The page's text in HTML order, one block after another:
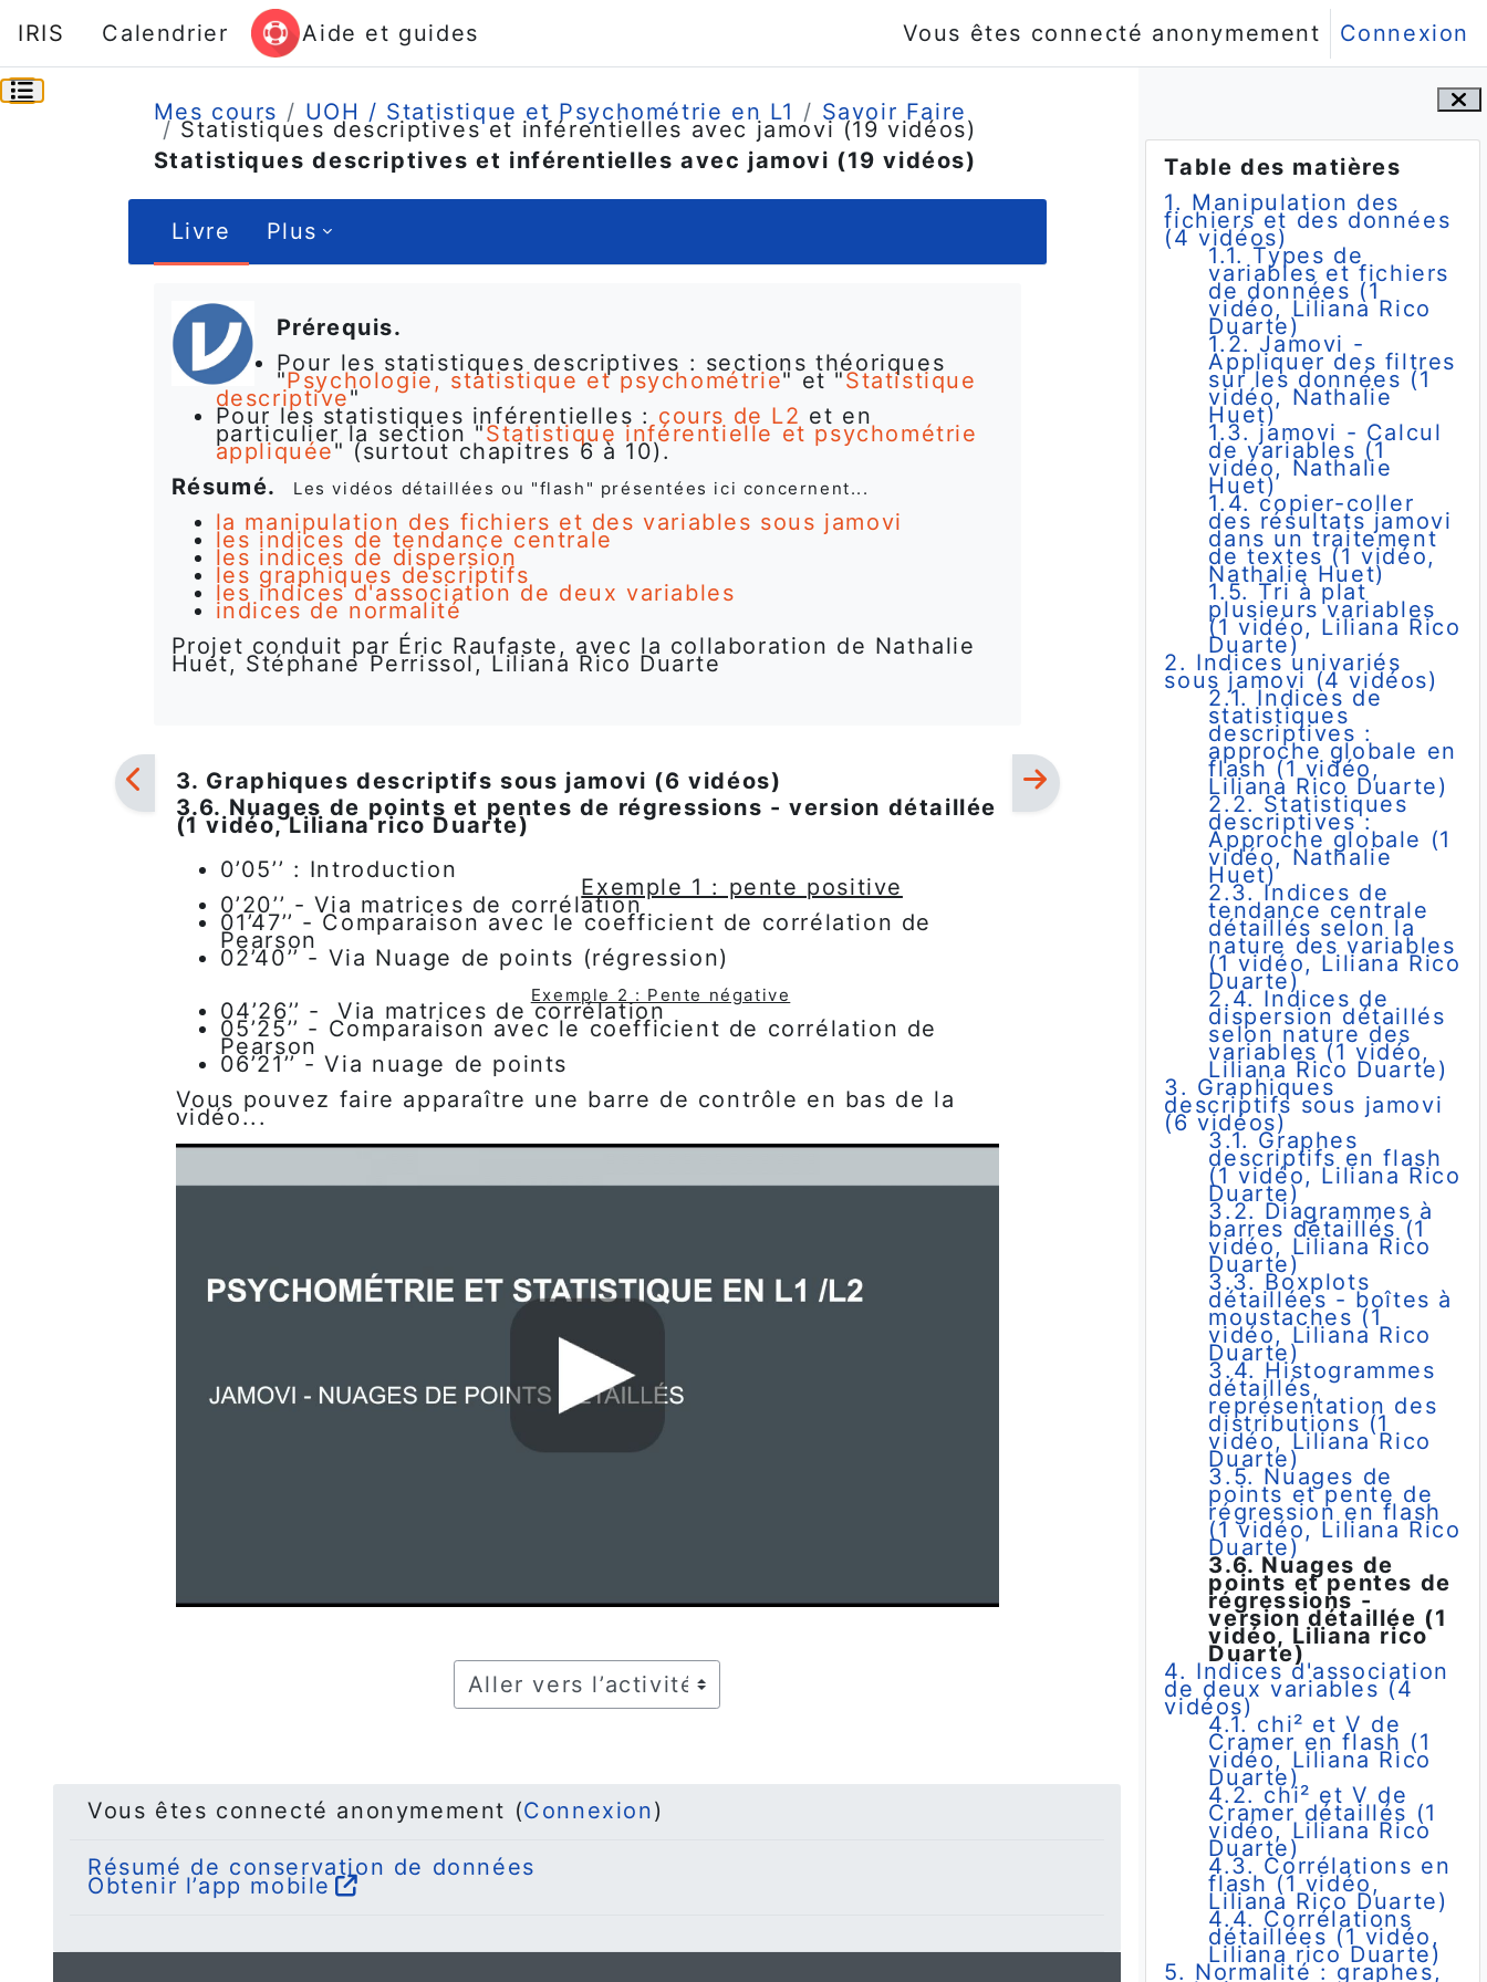
Passer au contenu principal
IRIS
Calendrier Aide et guides Vous êtes connecté anonymement Connexion
Blocs
Passer Table des matières
Table des matières
1. Manipulation des
fichiers et des données
(4 vidéos)
1.1. Types de
variables et fichiers
de données (1
vidéo, Liliana Rico
Duarte)
1.2. Jamovi -
Appliquer des filtres
sur les données (1
vidéo, Nathalie
Huet)
1.3. jamovi - Calcul
de variables (1
vidéo, Nathalie
Huet)
1.4. copier-coller
des résultats jamovi
dans un traitement
de textes (1 vidéo,
Nathalie Huet)
1.5. Tri à plat
plusieurs variables
(1 vidéo, Liliana Rico
Duarte)
2. Indices univariés
sous jamovi (4 vidéos)
2.1. Indices de
statistiques
descriptives :
approche globale en
flash (1 vidéo,
Liliana Rico Duarte)
2.2. Statistiques
descriptives :
Approche globale (1
vidéo, Nathalie
Huet)
2.3. Indices de
tendance centrale
détaillés selon la
nature des variables
(1 vidéo, Liliana Rico
Duarte)
2.4. Indices de
dispersion détaillés
selon nature des
variables (1 vidéo,
Liliana Rico Duarte)
3. Graphiques
descriptifs sous jamovi
(6 vidéos)
3.1. Graphes
descriptifs en flash
(1 vidéo, Liliana Rico
Duarte)
3.2. Diagrammes à
barres détaillés (1
vidéo, Liliana Rico
Duarte)
3.3. Boxplots
détaillées - boîtes à
moustaches (1
vidéo, Liliana Rico
Duarte)
3.4. Histogrammes
détaillés,
représentation des
distributions (1
vidéo, Liliana Rico
Duarte)
3.5. Nuages de
points et pente de
régression en flash
(1 vidéo, Liliana Rico
Duarte)
3.6. Nuages de
points et pentes de
régressions -
version détaillée (1
vidéo, Liliana rico
Duarte)
4. Indices d'association
de deux variables (4
vidéos)
4.1. chi² et V de
Cramer en flash (1
vidéo, Liliana Rico
Duarte)
4.2. chi² et V de
Cramer détaillés (1
vidéo, Liliana Rico
Duarte)
4.3. Corrélations en
flash (1 vidéo,
Liliana Rico Duarte)
4.4. Corrélations
détaillées (1 vidéo,
Liliana rico Duarte)
5. Normalité : graphes,
Ouvrir l’index du cours
Mes cours
UOH / Statistique et Psychométrie en L1 Savoir Faire
Statistiques descriptives et inférentielles avec jamovi (19 vidéos)
Statistiques descriptives et inférentielles avec jamovi (19 vidéos)
Livre Plus
Prérequis.
Pour les statistiques descriptives : sections théoriques
"Psychologie, statistique et psychométrie" et "Statistique
descriptive"
Pour les statistiques inférentielles : cours de L2 et en
particulier la section "Statistique inférentielle et psychométrie
appliquée" (surtout chapitres 6 à 10).
Résumé.
Les vidéos détaillées ou "flash" présentées ici concernent...
la manipulation des fichiers et des variables sous jamovi
les indices de tendance centrale
les indices de dispersion
les graphiques descriptifs
les indices d'association de deux variables
indices de normalité
Projet conduit par Éric Raufaste, avec la collaboration de Nathalie
Huet, Stéphane Perrissol, Liliana Rico Duarte
3. Graphiques descriptifs sous jamovi (6 vidéos)
3.6. Nuages de points et pentes de régressions - version détaillée
(1 vidéo, Liliana rico Duarte)
0’05’’ : Introduction
Exemple 1 : pente positive
0’20’’ - Via matrices de corrélation
01’47’’ - Comparaison avec le coefficient de corrélation de
Pearson
02’40’’ - Via Nuage de points (régression)
Exemple 2 : Pente négative
04’26’’ - Via matrices de corrélation
05’25’’ - Comparaison avec le coefficient de corrélation de
Pearson
06’21’’ - Via nuage de points
Vous pouvez faire apparaître une barre de contrôle en bas de la
vidéo...
Aller vers l’activité
Vous êtes connecté anonymement (Connexion)
Résumé de conservation de données
Obtenir l’app mobile